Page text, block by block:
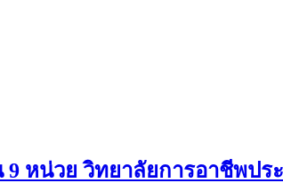
9 หน่วย วิทยาลัยการอาชีพป